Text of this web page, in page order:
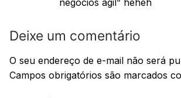
Deixe um comentário
O seu endereço de e-mail não será
Campos obrigatórios são marcados